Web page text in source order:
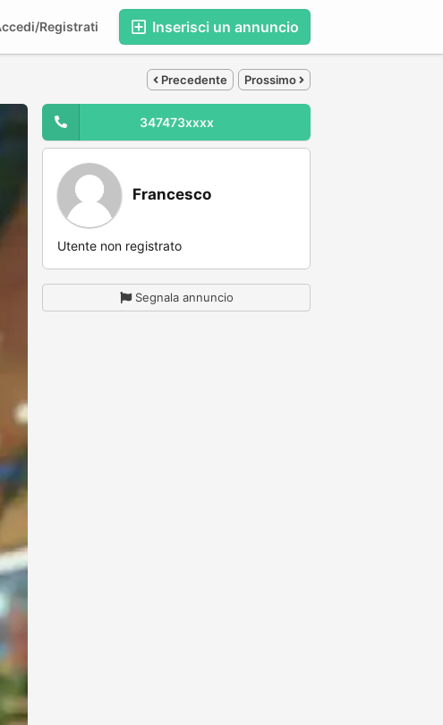
Inserisci un annuncio
Registrati
Precedente Prossimo
347473xxxx
Francesco
Utente non registrato
Segnala annuncio